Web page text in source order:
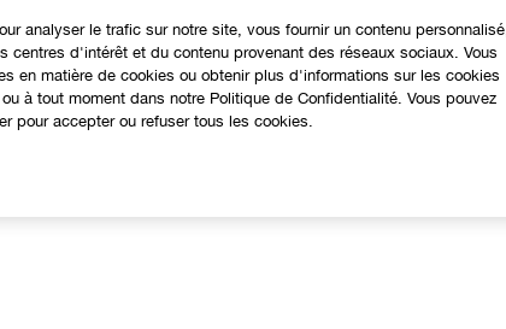
analyser le trafic sur notre site, vous fournir un contenu personnalisé,
centres d'intérêt et du contenu provenant des réseaux sociaux. Vous
en matière de cookies ou obtenir plus d'informations sur les cookies
à tout moment dans notre Politique de Confidentialité. Vous pouvez
pour accepter ou refuser tous les cookies.